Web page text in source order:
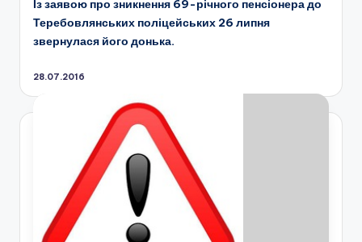
Із заявою про зникнення 69-річного пенсіонера до
Теребовлянських поліцейських 26 липня
звернулася його донька.
28.07.2016